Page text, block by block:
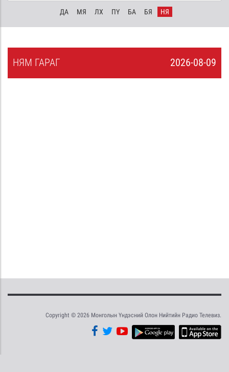
ДА МЯ ЛХ ПҮ БА БЯ НЯ
2026-08-09
НЯМ ГАРАГ
Copyright © 2026 Монголын Үндэсний Олон Нийтийн Радио Телевиз.